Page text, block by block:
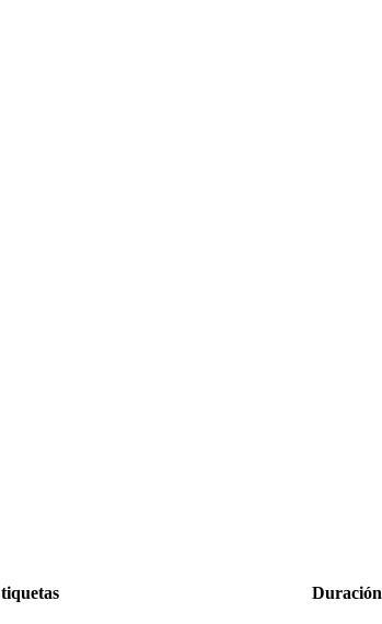
Duración